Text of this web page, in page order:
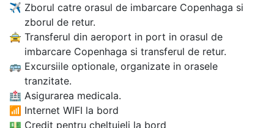
✈ Zborul catre orasul de imbarcare Copenhaga si
zborul de retur.
🚖 Transferul din aeroport in port in orasul de
imbarcare Copenhaga si transferul de retur.
🚌 Excursiile optionale, organizate in orasele
tranzitate.
🏥 Asigurarea medicala.
📶 Internet WIFI la bord
💵 Credit pentru cheltuieli la bord